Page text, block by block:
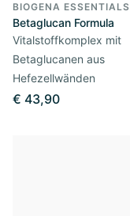
BIOGENA ESSENTIALS
Betaglucan Formula
Vitalstoffkomplex mit
Betaglucanen aus
Hefezellwänden
€ 43,90